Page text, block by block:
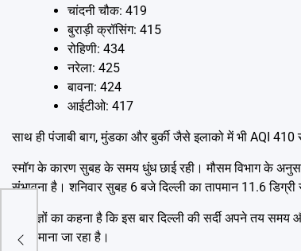
चांदनी चौक: 419
बुराड़ी क्रॉसिंग: 415
रोहिणी: 434
नरेला: 425
बावना: 424
आईटीओ: 417
साथ ही पंजाबी बाग, मुंडका और बुर्की जैसे इलाको में भी AQI 410
स्मॉग के कारण सुबह के समय धुंध छाई रही। मौसम विभाग के
संभावना है। शनिवार सुबह 6 बजे दिल्ली का तापमान 11.6 डिग्री
विशेषज्ञों का कहना है कि इस बार दिल्ली की सर्दी अपने तय
असर माना जा रहा है।